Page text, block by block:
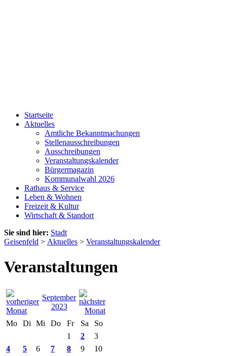
Startseite
Aktuelles
Amtliche Bekanntmachungen
Stellenausschreibungen
Ausschreibungen
Veranstaltungskalender
Bürgermagazin
Kommunalwahl 2026
Rathaus & Service
Leben & Wohnen
Freizeit & Kultur
Wirtschaft & Standort
Sie sind hier: Stadt
Geisenfeld > Aktuelles > Veranstaltungskalender
Veranstaltungen
September
2023
Mo
Di Mi Do Fr Sa
So
1
2
3
4
5 6 7 8 9
10